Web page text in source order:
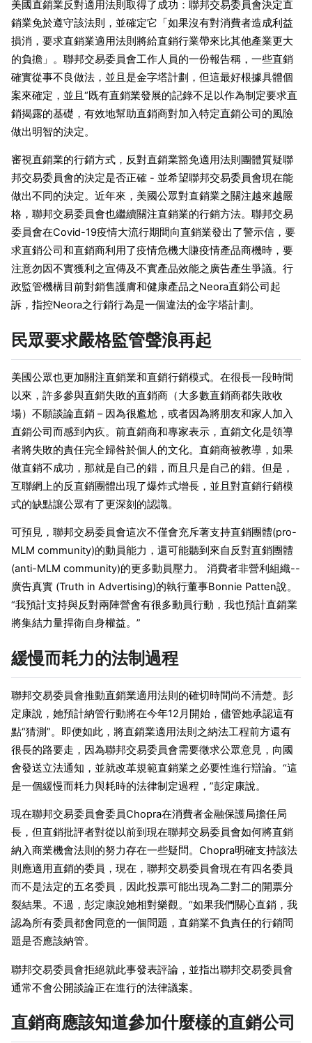
美國直銷業反對適用法則取得了成功：聯邦交易委員會決定直
銷業免於遵守該法則，並確定它「如果沒有對消費者造成利益
損消，要求直銷業適用法則將給直銷行業帶來比其他產業更大
的負擔」。聯邦交易委員會工作人員的一份報告稱，一些直銷
確實從事不良做法，並且是金字塔計劃，但這最好根據具體個
案來確定，並且“既有直銷業發展的記錄不足以作為制定要求直
銷揭露的基礎，有效地幫助直銷商對加入特定直銷公司的風險
做出明智的決定。
審視直銷業的行銷方式，反對直銷業豁免適用法則團體質疑聯
邦交易委員會的決定是否正確 - 並希望聯邦交易委員會現在能
做出不同的決定。近年來，美國公眾對直銷業之關注越來越嚴
格，聯邦交易委員會也繼續關注直銷業的行銷方法。聯邦交易
委員會在Covid-19疫情大流行期間向直銷業發出了警示信，要
求直銷公司和直銷商利用了疫情危機大賺疫情產品商機時，要
注意勿因不實獲利之宣傳及不實產品效能之廣告產生爭議。行
政監管機構目前對銷售護膚和健康產品之Neora直銷公司起
訴，指控Neora之行銷行為是一個違法的金字塔計劃。
民眾要求嚴格監管聲浪再起
美國公眾也更加關注直銷業和直銷行銷模式。在很長一段時間
以來，許多參與直銷失敗的直銷商（大多數直銷商都失敗收
場）不願談論直銷 – 因為很尷尬，或者因為將朋友和家人加入
直銷公司而感到內疚。前直銷商和專家表示，直銷文化是領導
者將失敗的責任完全歸咎於個人的文化。直銷商被教導，如果
做直銷不成功，那就是自己的錯，而且只是自己的錯。但是，
互聯網上的反直銷團體出現了爆炸式增長，並且對直銷行銷模
式的缺點讓公眾有了更深刻的認識。
可預見，聯邦交易委員會這次不僅會充斥著支持直銷團體(pro-
MLM community)的動員能力，還可能聽到來自反對直銷團體
(anti-MLM community)的更多動員壓力。 消費者非營利組織--
廣告真實 (Truth in Advertising)的執行董事Bonnie Patten說。
“我預計支持與反對兩陣營會有很多動員行動，我也預計直銷業
將集結力量捍衛自身權益。”
緩慢而耗力的法制過程
聯邦交易委員會推動直銷業適用法則的確切時間尚不清楚。彭
定康說，她預計納管行動將在今年12月開始，儘管她承認這有
點“猜測”。即便如此，將直銷業適用法則之納法工程前方還有
很長的路要走，因為聯邦交易委員會需要徵求公眾意見，向國
會發送立法通知，並就改革規範直銷業之必要性進行辯論。“這
是一個緩慢而耗力與耗時的法律制定過程，”彭定康說。
現在聯邦交易委員會委員Chopra在消費者金融保護局擔任局
長，但直銷批評者對從以前到現在聯邦交易委員會如何將直銷
納入商業機會法則的努力存在一些疑問。Chopra明確支持該法
則應適用直銷的委員，現在，聯邦交易委員會現在有四名委員
而不是法定的五名委員，因此投票可能出現為二對二的開票分
裂結果。不過，彭定康說她相對樂觀。“如果我們關心直銷，我
認為所有委員都會同意的一個問題，直銷業不負責任的行銷問
題是否應該納管。
聯邦交易委員會拒絕就此事發表評論，並指出聯邦交易委員會
通常不會公開談論正在進行的法律議案。
直銷商應該知道參加什麼樣的直銷公司